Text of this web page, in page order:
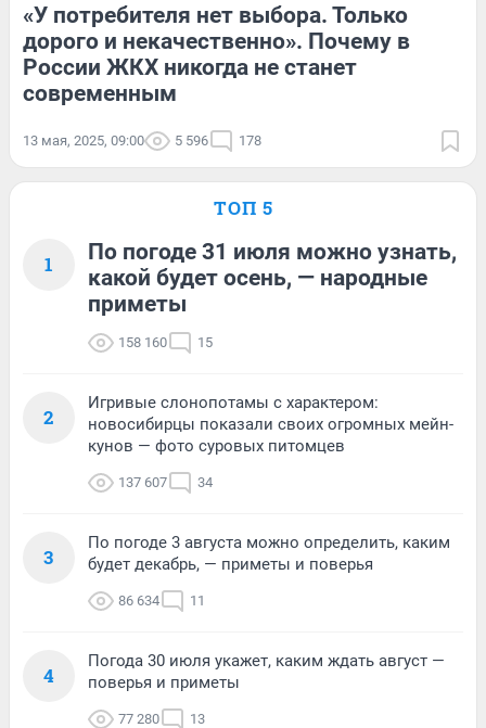
«У потребителя нет выбора. Только
дорого и некачественно». Почему в
России ЖКХ никогда не станет
современным
13 мая, 2025, 09:00 5 596 178
ТОП 5
1
По погоде 31 июля можно узнать,
какой будет осень, — народные
приметы
158 160 15
2
Игривые слонопотамы с характером:
новосибирцы показали своих огромных мейн-
кунов — фото суровых питомцев
137 607 34
3
По погоде 3 августа можно определить, каким
будет декабрь, — приметы и поверья
86 634 11
4
Погода 30 июля укажет, каким ждать август —
поверья и приметы
77 280 13